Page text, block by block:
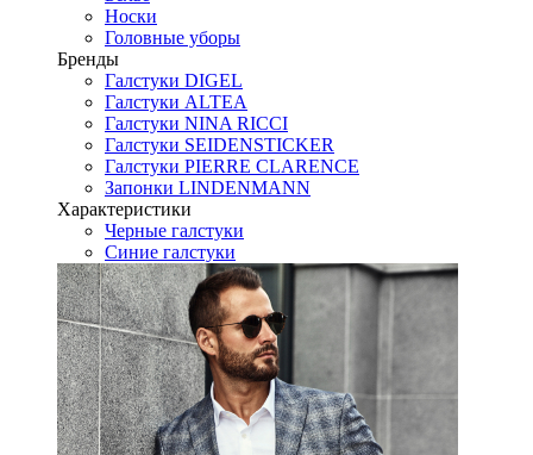
Носки
Головные уборы
Бренды
Галстуки DIGEL
Галстуки ALTEA
Галстуки NINA RICCI
Галстуки SEIDENSTICKER
Галстуки PIERRE CLARENCE
Запонки LINDENMANN
Характеристики
Черные галстуки
Синие галстуки